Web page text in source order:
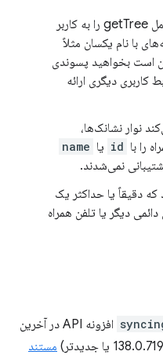
اگر برنامه افزودنی شما نتیجه کامل getTree را به کاربر
با نام یکسان مثلاً
است بخواهید پسوندی
کاربری دیگری ارائه
نوار نشانک‌ها،
را با id یا name
نمی‌شدند.
که دقیقاً یا حداکثر یک
دیگر یا تلفن همراه
افزونه API در آخرین
مستند